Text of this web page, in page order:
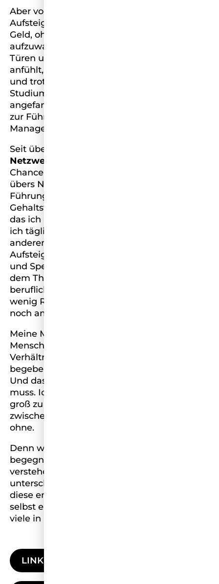
Aber vor allem: ich bin eine soziale
Aufsteigerin. Ich weiß, wie es ist, mit wenig
Geld, ohne Vorbilder in einer Welt
aufzuwachsen, in der du von verschlossenen
Türen umgeben bist. Ich weiß, wie es sich
anfühlt, in die Armut reingeboren zu sein
und trotzdem groß zu träumen. Trotz
Studium habe ich beruflich ganz unten
angefangen und mich Schritt für Schritt bis
zur Führungskraft und heute zur Consulting
Managerin hochgearbeitet.
Seit über acht Jahren engagiere ich mich bei
Netzwerk Chancen
Chancengleichheit. Das praktische Wissen
übers Netzwerken, Karriereplanung,
Führung, Sichtbarkeit,
Gehaltsverhandlungen, finanzielle Bildung,
das ich auf dem Weg erworben habe, teile
ich täglich als LinkedIn Top Voice mit
anderen. Ich unterstütze soziale
Aufsteiger:innen auch als Mentorin, Trainerin
und Speakerin, gebe Workshops – alles zu
dem Thema: Wie gehe ich meinen
beruflichen Weg, selbst wenn ich ganz
wenig Ressourcen und Kontakte habe und
noch am Anfang stehe?
Meine Mission bei Miss Germany ist, dass
Menschen aus benachteiligten
Verhältnissen, die sich jetzt auf den Weg
begeben, es deutlich einfacher haben als ich.
Und dass niemand diesen Weg allein gehen
muss. Ich möchte anderen Mut machen,
groß zu träumen und Brücken bauen:
zwischen denen mit Privilegien und denen
ohne.
Denn wenn wir uns auf Augenhöhe
begegnen, entsteht richtige Magie: wir
verstehen, dass wir gar nicht so
unterschiedlich sind. Nichts ist stärker als
diese emotionale Solidarität. Ich habe sie
selbst erlebt und möchte, dass es noch ganz
viele in unserer Gesellschaft erleben.
LINKEDIN